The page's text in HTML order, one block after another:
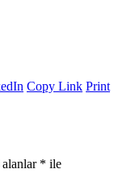
Copy Link Print
* ile